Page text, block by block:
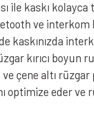
ile kaskı kolayca
ve interkom
kaskınızda
kırıcı boyun
çene altı rüzgar
optimize eder ve